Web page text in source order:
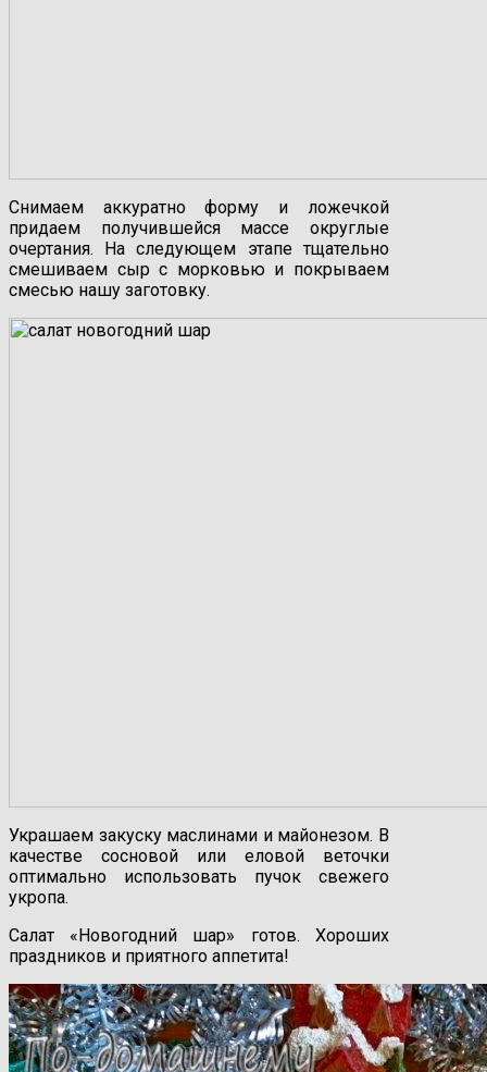
Снимаем аккуратно форму и ложечкой
придаем получившейся массе округлые
очертания. На следующем этапе тщательно
смешиваем сыр с морковью и покрываем
смесью нашу заготовку.
Украшаем закуску маслинами и майонезом. В
качестве сосновой или еловой веточки
оптимально использовать пучок свежего
укропа.
Салат «Новогодний шар» готов. Хороших
праздников и приятного аппетита!